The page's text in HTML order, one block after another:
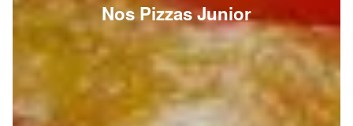
Nos Pizzas Junior